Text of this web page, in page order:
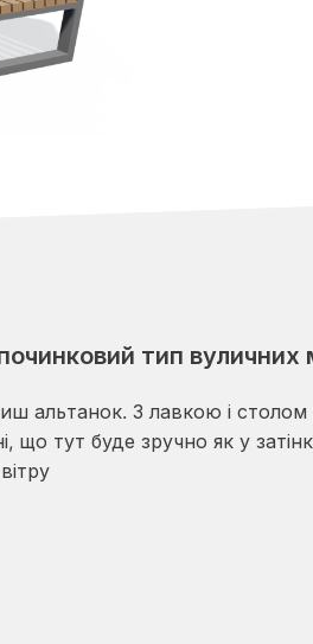
тип вуличних
альтанок. З лавкою і
тут буде зручно як у